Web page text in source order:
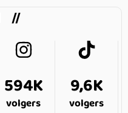
594K
volgers
9,6K
volgers